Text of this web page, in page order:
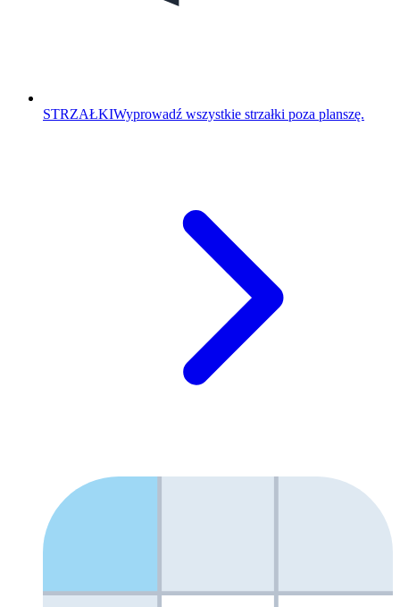
STRZAŁKIWyprowadź wszystkie strzałki poza planszę.